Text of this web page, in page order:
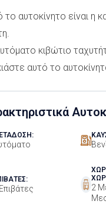
το αυτοκίνητο είναι η
κιβώτιο
αυτό το
2